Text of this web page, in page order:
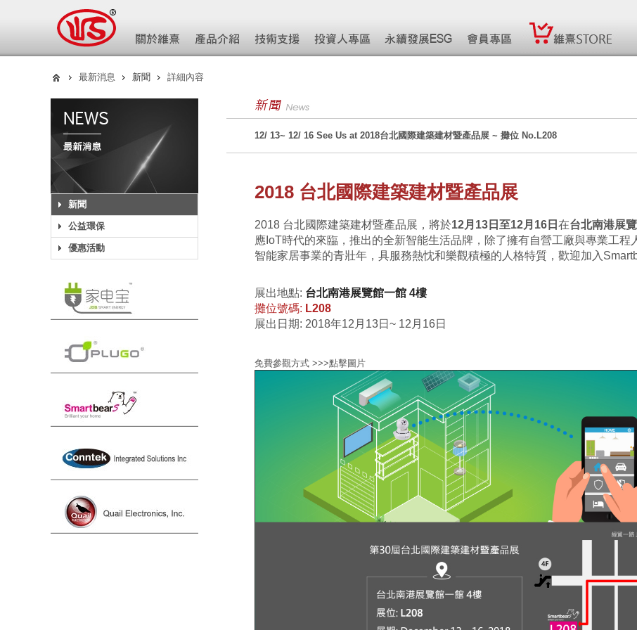
最新消息 新聞 詳細內容
新聞
公益環保
優惠活動
12/ 13~ 12/ 16 See Us at 2018台北國際建築建材暨產品展 ~ 攤位 No.L208
2018 台北國際建築建材暨產品展
2018 台北國際建築建材暨產品展，將於12月13日至12月16日 在台北南港展
應IoT時代的來臨，推出的全新智能生活品牌，除了擁有自營工廠與專業工
智能家居事業的青壯年，具服務熱忱和樂觀積極的人格特質，歡迎加入
展出地點: 台北南港展覽館一館 4樓
攤位號碼: L208
展出日期: 2018年12月13日~ 12月16日
免費參觀方式 >>>點擊圖片